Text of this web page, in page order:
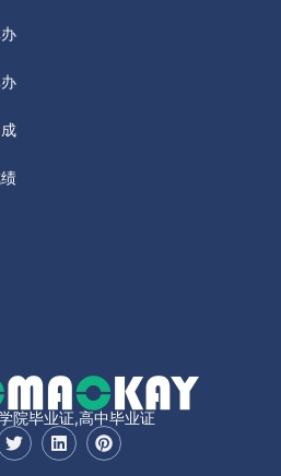
院毕业证,高中毕业证
T
w
L
i
P
i